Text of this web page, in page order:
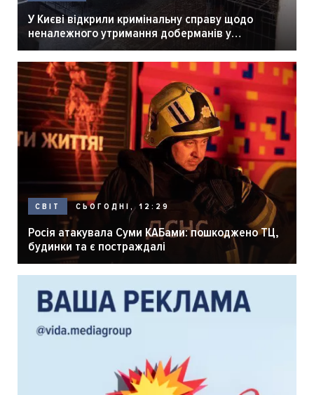
У Києві відкрили кримінальну справу щодо
неналежного утримання доберманів у
розпліднику
СВІТ СЬОГОДНІ, 12:29
Росія атакувала Суми КАБами: пошкоджено ТЦ,
будинки та є постраждалі